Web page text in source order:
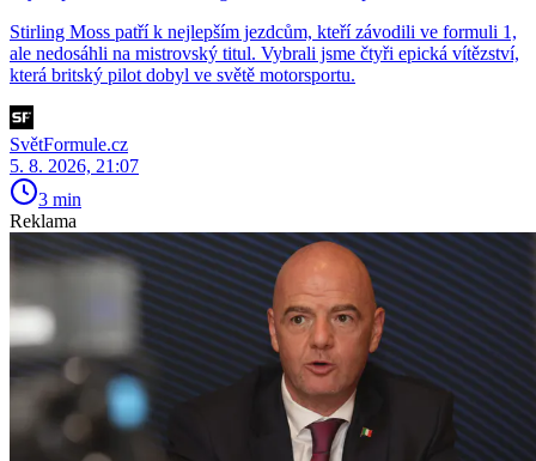
Stirling Moss patří k nejlepším jezdcům, kteří závodili ve formuli 1,
ale nedosáhli na mistrovský titul. Vybrali jsme čtyři epická vítězství,
která britský pilot dobyl ve světě motorsportu.
SvětFormule.cz
5. 8. 2026, 21:07
3 min
Reklama